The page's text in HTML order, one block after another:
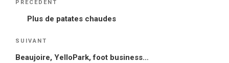
Article
précédent
PRÉCÉDENT
Plus de patates chaudes
Article
suivant
SUIVANT
Beaujoire, YelloPark, foot business…